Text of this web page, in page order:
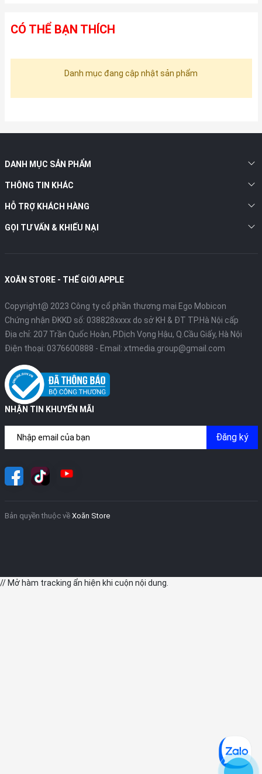
CÓ THỂ BẠN THÍCH
Danh mục đang cập nhật sản phẩm
DANH MỤC SẢN PHẨM
THÔNG TIN KHÁC
HỖ TRỢ KHÁCH HÀNG
GỌI TƯ VẤN & KHIẾU NẠI
XOĂN STORE - THẾ GIỚI APPLE
Copyright@ 2023 Công ty cổ phần thương mại Ego Mobicon
Chứng nhận ĐKKD số: 038828xxxx do sở KH & ĐT TP.Hà Nội cấp
Địa chỉ: 207 Trần Quốc Hoàn, P.Dịch Vọng Hậu, Q.Cầu Giấy, Hà Nội
Điện thoại: 0376600888 - Email: xtmedia.group@gmail.com
NHẬN TIN KHUYẾN MÃI
Đăng ký
Bản quyền thuộc về Xoăn Store
// Mở hàm tracking ẩn hiện khi cuộn nội dung.